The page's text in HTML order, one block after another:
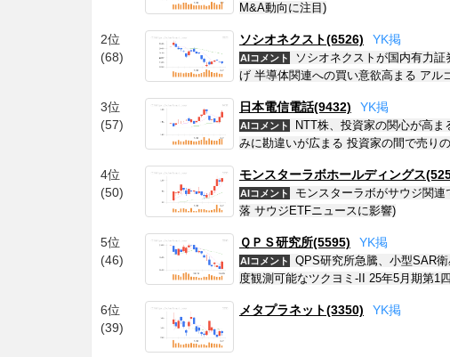
M&A動向に注目)
2位
(68)
ソシオネクスト(6526) YK掲
AIコメント
ソシオネクストが国内有力
げ 半導体関連への買い意欲高まる アル
3位
(57)
日本電信電話(9432) YK掲
AIコメント
NTT株、投資家の関心が高
みに勘違いが広まる 投資家の間で売り
4位
(50)
モンスターラボホールディングス
AIコメント
モンスターラボがサウジ関
落 サウジETFニュースに影響)
5位
(46)
ＱＰＳ研究所(5595) YK掲
AIコメント
QPS研究所急騰、小型SAR
度観測可能なツクヨミ-II 25年5月期第1
6位
(39)
メタプラネット(3350) YK掲